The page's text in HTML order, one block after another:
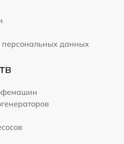
персональных данных